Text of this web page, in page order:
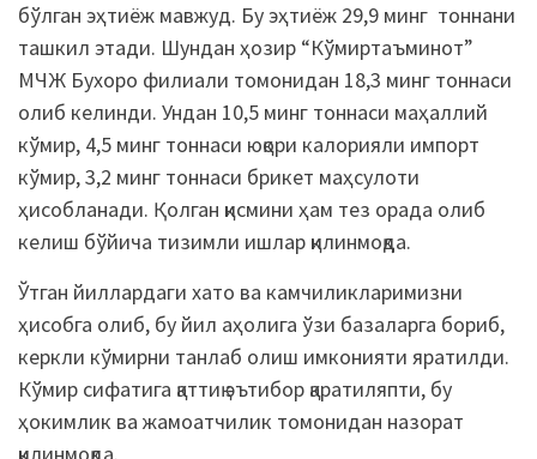
бўлган эҳтиёж мавжуд. Бу эҳтиёж 29,9 минг тоннани
ташкил этади. Шундан ҳозир “Кўмиртаъминот”
МЧЖ Бухоро филиали томонидан 18,3 минг тоннаси
олиб келинди. Ундан 10,5 минг тоннаси маҳаллий
кўмир, 4,5 минг тоннаси юқори калорияли импорт
кўмир, 3,2 минг тоннаси брикет маҳсулоти
ҳисобланади. Қолган қисмини ҳам тез орада олиб
келиш бўйича тизимли ишлар қилинмоқда.
Ўтган йиллардаги хато ва камчиликларимизни
ҳисобга олиб, бу йил аҳолига ўзи базаларга бориб,
керкли кўмирни танлаб олиш имконияти яратилди.
Кўмир сифатига қаттиқ эътибор қаратиляпти, бу
ҳокимлик ва жамоатчилик томонидан назорат